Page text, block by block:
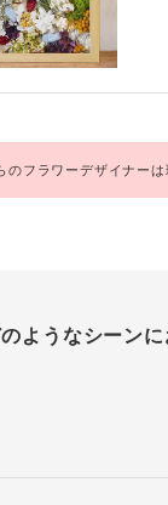
のフラワーデザイナー
のようなシーン